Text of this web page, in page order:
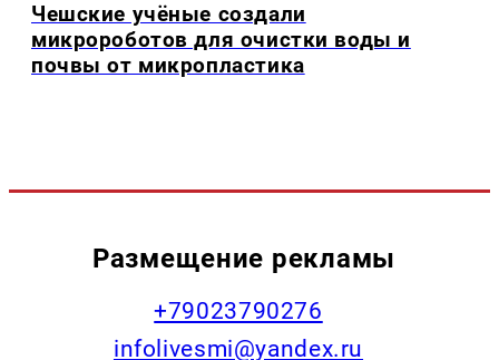
Чешские учёные создали
микророботов для очистки воды и
почвы от микропластика
Размещение рекламы
+79023790276
infolivesmi@yandex.ru